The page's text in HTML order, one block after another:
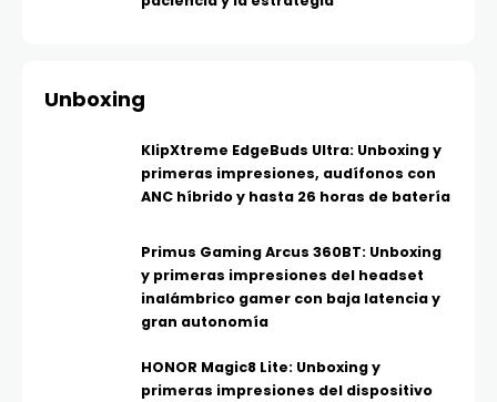
Unboxing
KlipXtreme EdgeBuds Ultra: Unboxing y
primeras impresiones, audífonos con
ANC híbrido y hasta 26 horas de batería
Primus Gaming Arcus 360BT: Unboxing
y primeras impresiones del headset
inalámbrico gamer con baja latencia y
gran autonomía
HONOR Magic8 Lite: Unboxing y
primeras impresiones del dispositivo